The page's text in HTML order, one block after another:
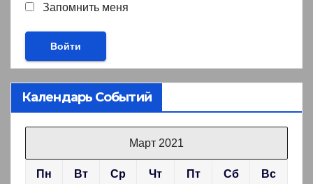
Запомнить меня
Календарь Событий
Март 2021
Пн Вт Ср Чт Пт Сб Вс